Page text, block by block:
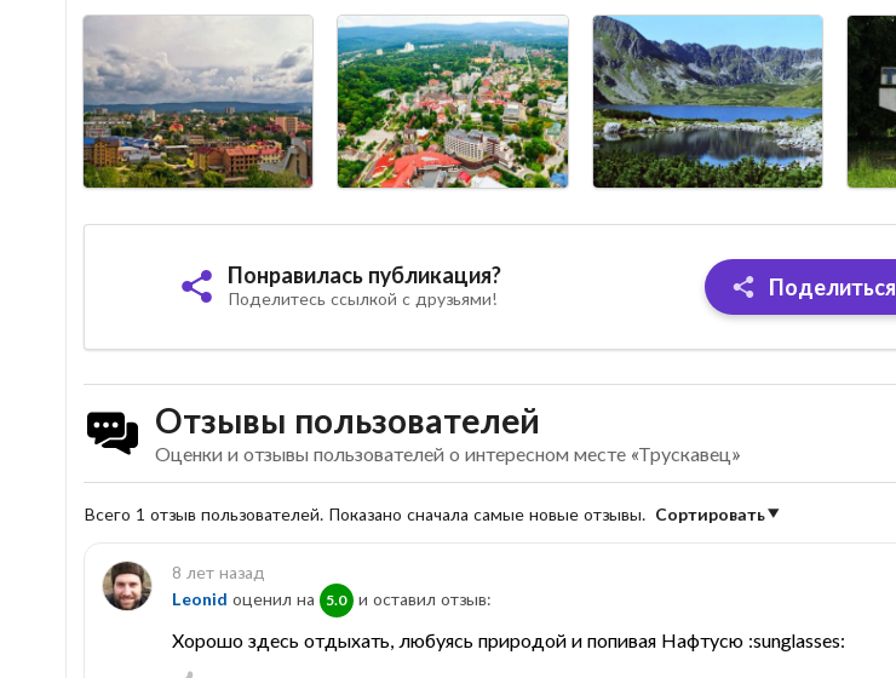
Понравилась публикация?
Поделитесь ссылкой с друзьями! Поделиться
Отзывы пользователей
Оценки и отзывы пользователей о интересном месте «Трускавец»
Всего 1 отзыв пользователей. Показано сначала самые новые отзывы. Сортировать
8 лет назад
Leonid оценил на 5.0 и оставил отзыв:
Хорошо здесь отдыхать, любуясь природой и попивая Нафтусю :sunglasses: